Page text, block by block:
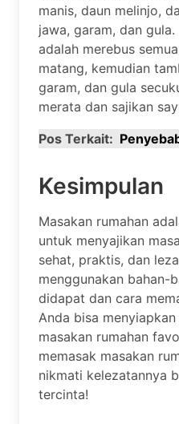
manis, daun melinjo,
jawa, garam, dan
adalah merebus
matang, kemudian
garam, dan gula
merata dan sajikan
Pos Terkait:
Kesimpulan
Masakan rumahan
untuk menyajikan
sehat, praktis, dan
menggunakan bahan-
didapat dan cara
Anda bisa
masakan rumahan
memasak masakan
nikmati kelezatannya
tercinta!